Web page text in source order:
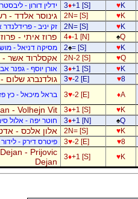
♥K
3♦+1 [S] ידלין דורון -
♥K
2N= [S] גינוסר אלדד -
♥K
2N= [S] זק יניב - פרידלנדר
♠Q
4♦-1 [N] פרוז איתי -
♥K
2♠= [S] מסיקה דניאל -
♥Q
2N-2 [S] אקסלרוד אשר -
♥K
3♦+1 [S] אורן יוסף - גפנר
♥8
3♥-2 [E] גולדנברג שלום
♦A
3♥-2 [E] בראל מיכאל - כץ
♥K
3♦+1 [S]
- Volhejn Vit
♠Q
3♦+1 [N] חוטר יפה - אלול
♥K
2N= [S] אלון אלכס -
♥8
3♥-2 [E] פיטרס דירק - לידור
♥K
3♦+1 [S]
- Prijovic
Dejan